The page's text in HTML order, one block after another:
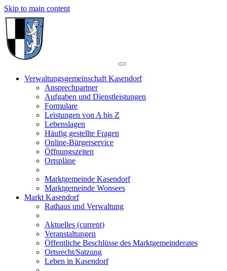
Skip to main content
Verwaltungsgemeinschaft Kasendorf
Ansprechpartner
Aufgaben und Dienstleistungen
Formulare
Leistungen von A bis Z
Lebenslagen
Häufig gestellte Fragen
Online-Bürgerservice
Öffnungszeiten
Ortspläne
Marktgemeinde Kasendorf
Marktgemeinde Wonsees
Markt Kasendorf
Rathaus und Verwaltung
Aktuelles (current)
Veranstaltungen
Öffentliche Beschlüsse des Marktgemeinderates
Ortsrecht/Satzung
Leben in Kasendorf